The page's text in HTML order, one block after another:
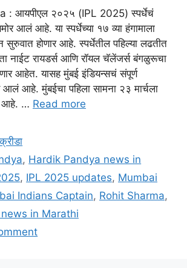
: आयपीएल २०२५ (IPL 2025) स्पर्धेचं
आलं आहे. या स्पर्धेच्या १७ व्या हंगामाला
सुरुवात होणार आहे. स्पर्धेतील पहिल्या लढतीत
नाईट रायडर्स आणि रॉयल चॅलेंजर्स बंगळुरूचा
आहेत. यासह मुंबई इंडियन्सचं संपूर्ण
आलं आहे. मुंबईचा पहिला सामना २३ मार्चला
आहे. … Read more
क्रीडा
, Hardik Pandya news in
, IPL 2025 updates, Mumbai
Indians Captain, Rohit Sharma,
in Marathi